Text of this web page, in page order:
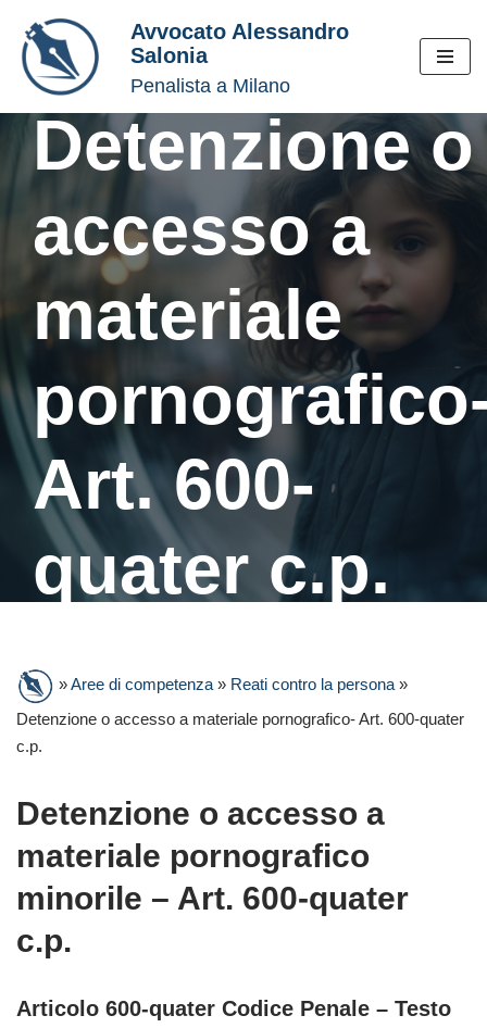
Vai
al
contenuto
Avvocato Alessandro
Salonia
Penalista a Milano
Detenzione o
accesso a
materiale
Art. 600-
quater c.p.
»Aree di competenza» Reati contro la persona»
Detenzione o accesso a materiale pornografico- Art. 600-quater
c.p.
Detenzione o accesso a
materiale pornografico
minorile – Art. 600-quater
c.p.
Articolo 600-quater Codice Penale – Testo